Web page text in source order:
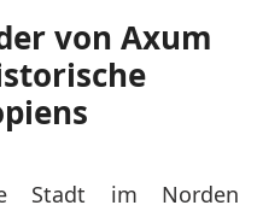
von Axum
Stadt im Norden